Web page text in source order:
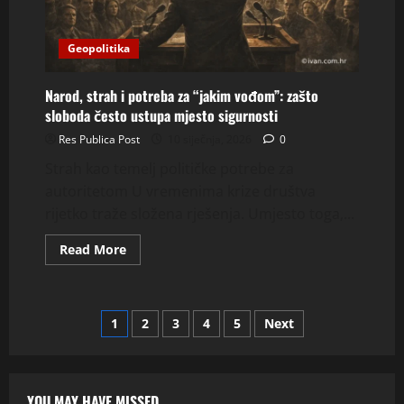
Geopolitika
Narod, strah i potreba za “jakim vođom”: zašto
sloboda često ustupa mjesto sigurnosti
Res Publica Post 0
Read MoreRead
more
i
potreba
za
često
Brojevi
1 2 3 4 5 Next